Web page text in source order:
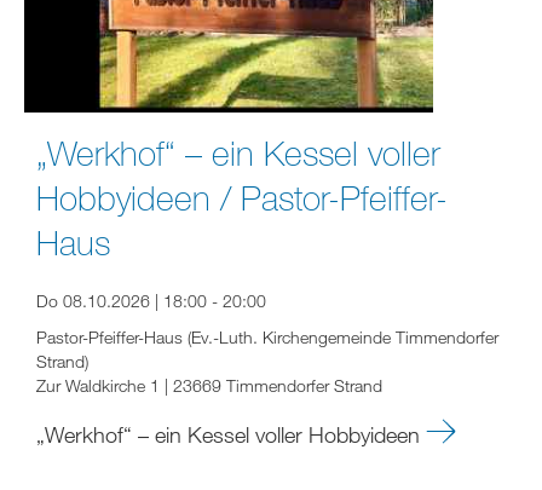
„Werkhof“ – ein Kessel voller
Hobbyideen / Pastor-Pfeiffer-
Haus
Do 08.10.2026 | 18:00 - 20:00
Pastor-Pfeiffer-Haus (Ev.-Luth. Kirchengemeinde Timmendorfer
Strand)
Zur Waldkirche 1 | 23669 Timmendorfer Strand
„Werkhof“ – ein Kessel voller Hobbyideen